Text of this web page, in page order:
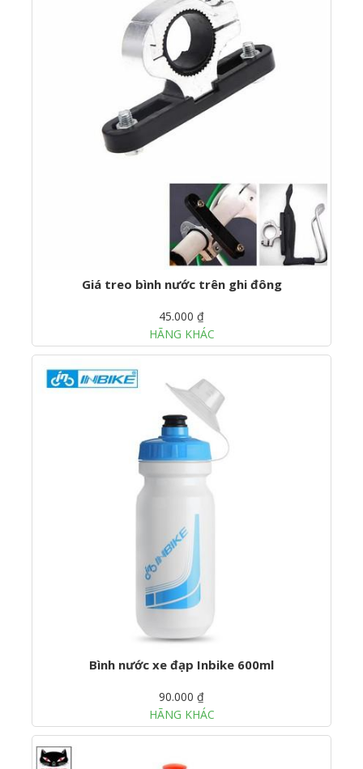
Giá treo bình nước trên ghi đông
45.000 ₫
HÃNG KHÁC
Bình nước xe đạp Inbike 600ml
90.000 ₫
HÃNG KHÁC